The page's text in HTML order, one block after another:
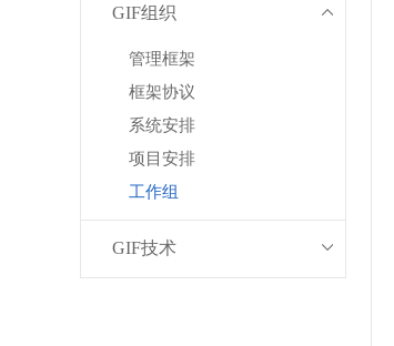
GIF组织
管理框架
框架协议
系统安排
项目安排
工作组
GIF技术